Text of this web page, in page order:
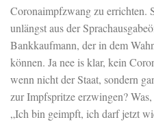
Coronaimpfzwang zu errichten.
unlängst aus der
Bankkaufmann, der in dem
können. Ja nee is klar, kein
wenn nicht der Staat, sondern
zur Impfspritze erzwingen?
„Ich bin geimpft, ich darf jetzt